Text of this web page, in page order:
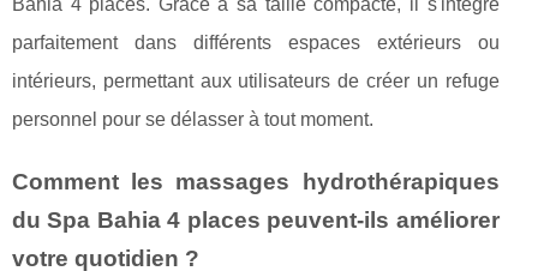
parfaitement dans différents espaces extérieurs ou
intérieurs, permettant aux utilisateurs de créer un refuge
personnel pour se délasser à tout moment.
Comment les massages hydrothérapiques
du Spa Bahia 4 places peuvent-ils améliorer
votre quotidien ?